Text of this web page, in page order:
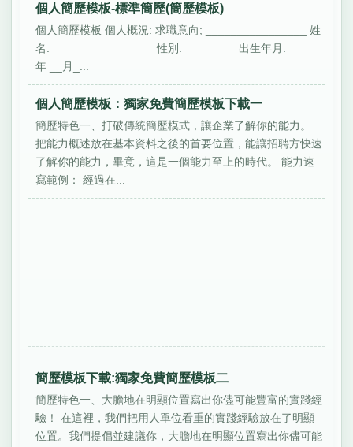
個人簡歷模板-標準簡歷(簡歷模板)
個人簡歷模板 個人概況: 求職意向; ________________ 姓
名: ________________ 性別: ________ 出生年月: ____
年 __月_...
個人簡歷模板：獨家免費簡歷模板下載一
簡歷特色一、打破傳統簡歷模式，讓企業了解你的能力。
把能力概述放在基本資料之後的首要位置，能讓招聘方快速
了解你的能力，畢竟，這是一個能力至上的時代。 能力速
寫範例： 經過在...
簡歷模板下載:獨家免費簡歷模板二
簡歷特色一、大膽地在明顯位置寫出你儘可能豐富的實踐經
驗！ 在這裡，我們把用人單位看重的實踐經驗放在了明顯
位置。我們提倡並建議你，大膽地在明顯位置寫出你儘可能